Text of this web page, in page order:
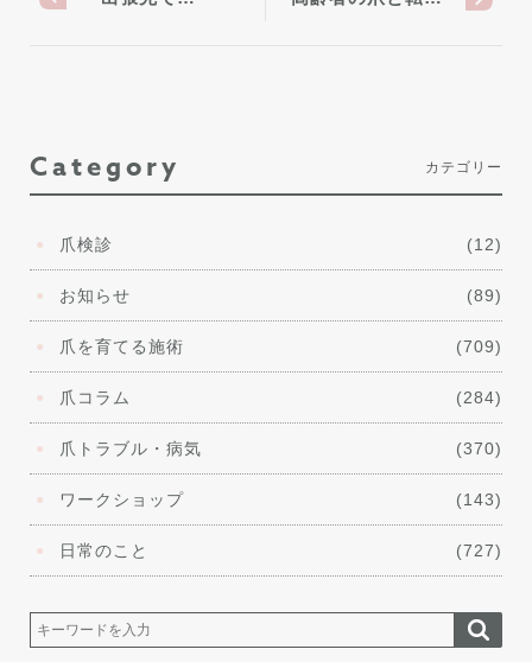
Category カテゴリー
爪検診 (12)
お知らせ (89)
爪を育てる施術 (709)
爪コラム (284)
爪トラブル・病気 (370)
ワークショップ (143)
日常のこと (727)